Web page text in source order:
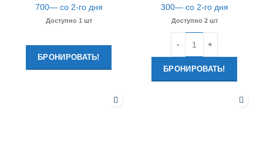
700— со 2-го дня
Доступно 1 шт
БРОНИРОВАТЬ!
300— со 2-го дня
Доступно 2 шт
БРОНИРОВАТЬ!